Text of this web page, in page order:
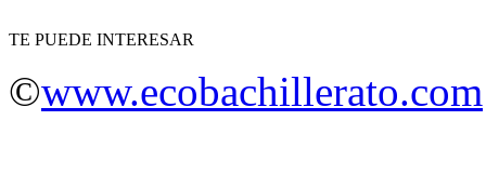
TE PUEDE INTERESAR
©www.ecobachillerato.com